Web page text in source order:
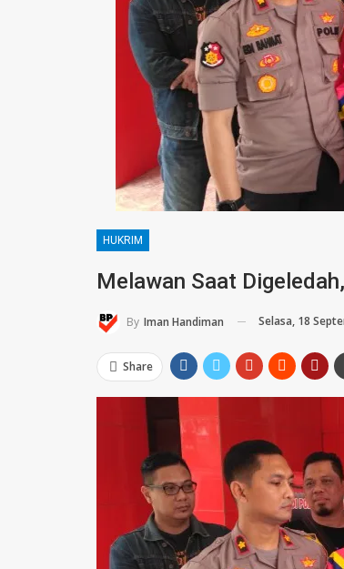
HUKRIM
Melawan Saat
By Iman Handiman Selasa, 18
Share